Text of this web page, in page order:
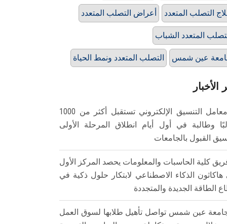
أعراض التصلب المتعدد التصلب المتعدد
المتعدد الشباب
التصلب المتعدد ونمط الحياة عين شمس
الأخبار
معامل التنسيق الإلكتروني تستقبل أكثر من 1000
وطالبة في أول أيام انطلاق المرحلة الأولى
القبول بالجامعات
كلية الحاسبات والمعلومات يحصد المركز الأول
الذكاء الاصطناعي لابتكار حلول ذكية في
الطاقة الجديدة والمتجددة
عين شمس تواصل تأهيل طلابها لسوق العمل